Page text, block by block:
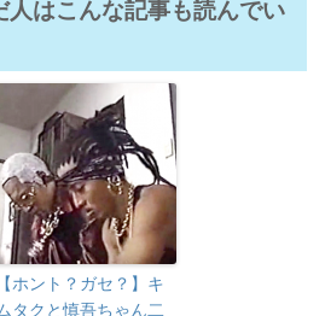
人はこんな記事も読んでい
【ホント？ガセ？】キ
ムタクと慎吾ちゃん二